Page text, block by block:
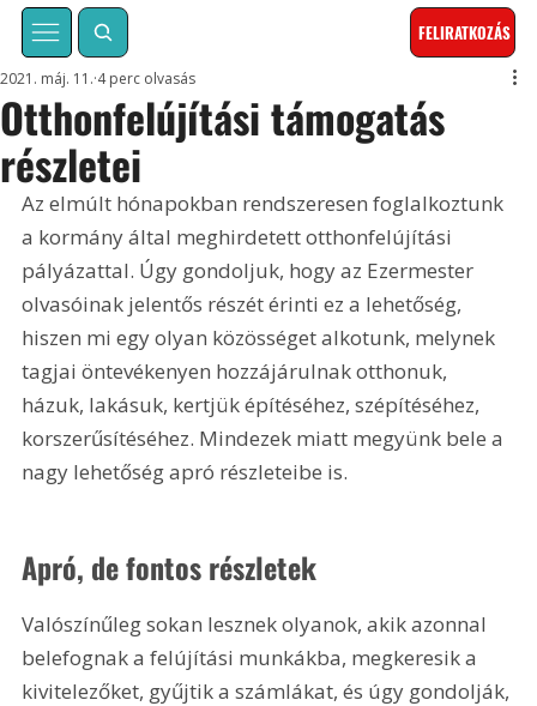
FELIRATKOZÁS
Otthonfelújítási támogatás
részletei
2021. máj. 11. 4 perc olvasás
Az elmúlt hónapokban rendszeresen foglalkoztunk
a kormány által meghirdetett otthonfelújítási
pályázattal. Úgy gondoljuk, hogy az Ezermester
olvasóinak jelentős részét érinti ez a lehetőség,
hiszen mi egy olyan közösséget alkotunk, melynek
tagjai öntevékenyen hozzájárulnak otthonuk,
házuk, lakásuk, kertjük építéséhez, szépítéséhez,
korszerűsítéséhez. Mindezek miatt megyünk bele a
nagy lehetőség apró részleteibe is.
Apró, de fontos részletek
Valószínűleg sokan lesznek olyanok, akik azonnal
belefognak a felújítási munkákba, megkeresik a
kivitelezőket, gyűjtik a számlákat, és úgy gondolják,